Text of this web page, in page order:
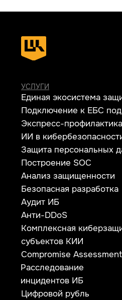
© 2026 ООО «УЦСБ». Все права защищены.
Политика конфиденциальности